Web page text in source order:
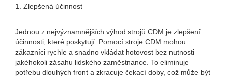
1. Zlepšená účinnost
Jednou z nejvýznamnějších výhod strojů CDM je zlepšení
účinnosti, které poskytují. Pomocí stroje CDM mohou
zákazníci rychle a snadno vkládat hotovost bez nutnosti
jakéhokoli zásahu lidského zaměstnance. To eliminuje
potřebu dlouhých front a zkracuje čekací doby, což může být